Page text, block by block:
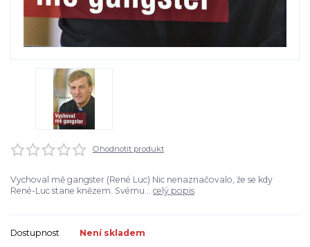
Ohodnotit produkt
Vychoval mě gangster (René Luc) Nic nenaznačovalo, že se kdy
René-Luc stane knězem. Svému... celý popis
Dostupnost Není skladem